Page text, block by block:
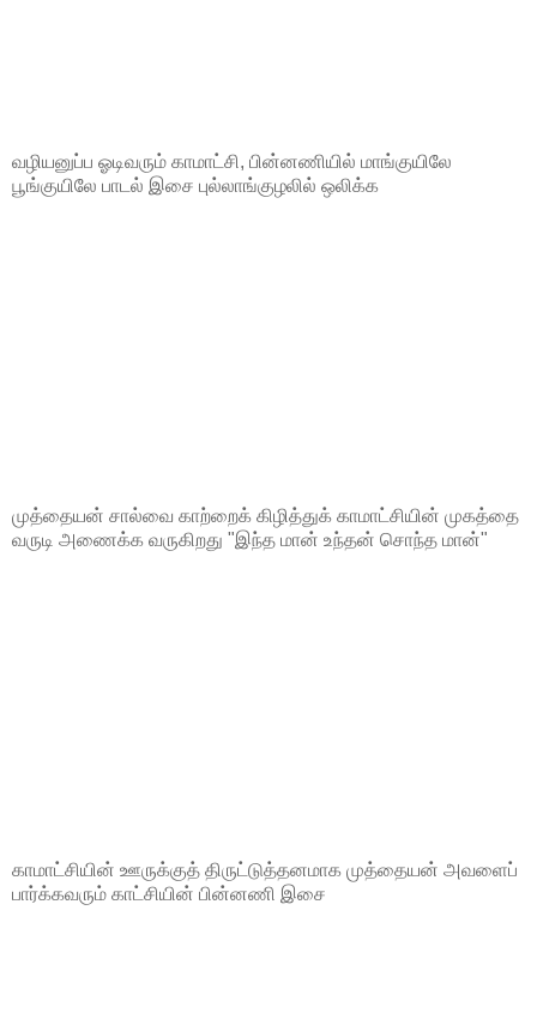
வழியனுப்ப ஓடிவரும் காமாட்சி, பின்னணியில் மாங்குயிலே
பூங்குயிலே பாடல் இசை புல்லாங்குழலில் ஒலிக்க
முத்தையன் சால்வை காற்றைக் கிழித்துக் காமாட்சியின் முகத்தை
வருடி அணைக்க வருகிறது "இந்த மான் உந்தன் சொந்த மான்"
காமாட்சியின் ஊருக்குத் திருட்டுத்தனமாக முத்தையன் அவளைப்
பார்க்கவரும் காட்சியின் பின்னணி இசை